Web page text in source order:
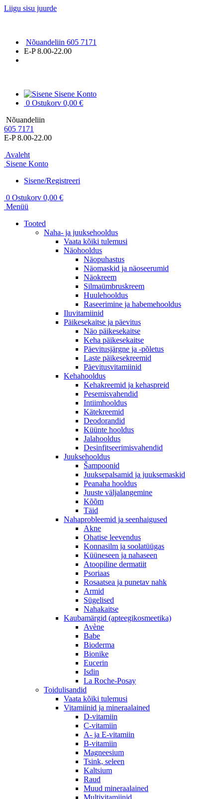
Liigu sisu juurde
Nõuandeliin 605 7171
E-P 8.00-22.00
Sisene Konto
0 Ostukorv 0,00 €
Nõuandeliin
605 7171
E-P 8.00-22.00
Avaleht
Sisene Konto
Sisene/Registreeri
0 Ostukorv 0,00 €
Menüü
Tooted
Naha- ja juuksehooldus
Vaata kõiki tulemusi
Näohooldus
Näopuhastus
Näomaskid ja näoseerumid
Näokreem
Silmaümbruskreem
Huulehooldus
Raseerimine ja habemehooldus
Iluvitamiinid
Päikesekaitse ja päevitus
Näo päikesekaitse
Keha päikesekaitse
Päevitusjärgne ja -põletus
Laste päikesekreemid
Päevitusvitamiinid
Kehahooldus
Kehakreemid ja kehaspreid
Pesemisvahendid
Intiimhooldus
Kätekreemid
Deodorandid
Küünte hooldus
Jalahooldus
Desinfitseerimisvahendid
Juuksehooldus
Šampoonid
Juuksepalsamid ja juuksemaskid
Peanaha hooldus
Juuste väljalangemine
Kõõm
Täid
Nahaprobleemid ja seenhaigused
Akne
Ohatise leevendus
Konnasilm ja soolatüügas
Küüneseen ja nahaseen
Atoopiline dermatiit
Psoriaas
Rosaatsea ja punetav nahk
Armid
Sügelised
Nahakaitse
Kaubamärgid (apteegikosmeetika)
Avène
Babe
Bioderma
Bionike
Eucerin
Isdin
La Roche-Posay
Toidulisandid
Vaata kõiki tulemusi
Vitamiinid ja mineraalained
D-vitamiin
C-vitamiin
A- ja E-vitamiin
B-vitamiin
Magneesium
Tsink, seleen
Kaltsium
Raud
Muud mineraalained
Multivitamiinid